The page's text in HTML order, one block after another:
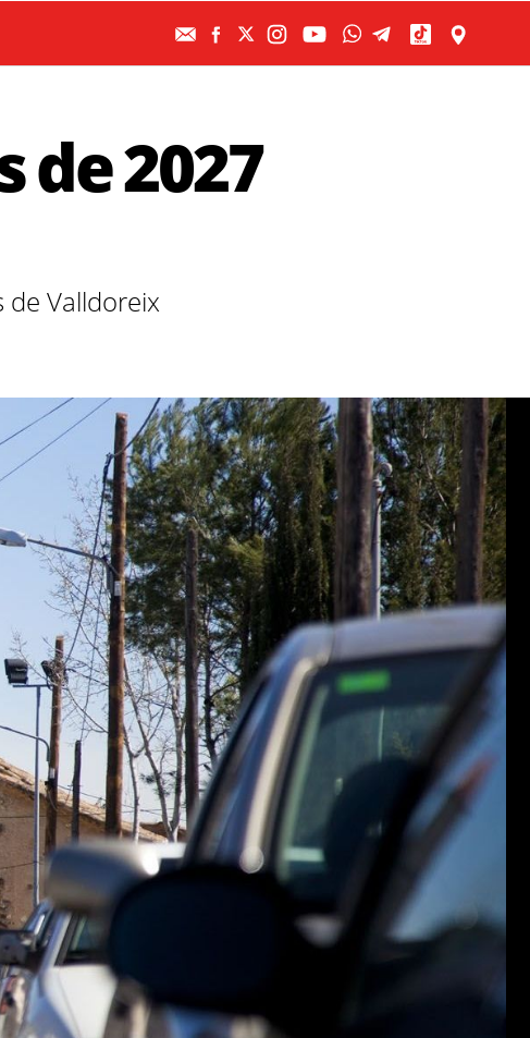
de 2027
de Valldoreix